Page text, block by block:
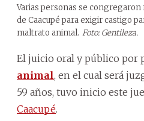
Varias personas se congregaron
de Caacupé para exigir castigo
maltrato animal. Foto: Gentileza.
El juicio oral y público por
animal, en el cual será
59 años, tuvo inicio este
Caacupé.